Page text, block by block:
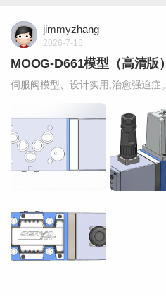
jimmyzhang
2026-7-16
MOOG-D661模型（高清版）
伺服阀模型、设计实用,治愈强迫症。